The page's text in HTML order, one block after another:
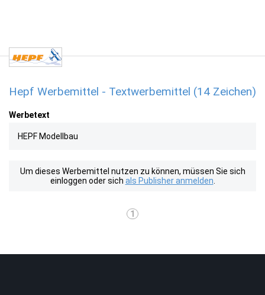
Hepf Werbemittel - Textwerbemittel (14 Zeichen)
Werbetext
HEPF Modellbau
Um dieses Werbemittel nutzen zu können, müssen Sie sich
einloggen oder sich als Publisher anmelden
1